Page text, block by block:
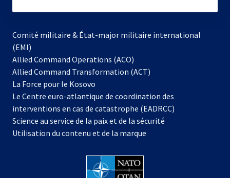
Comité militaire & État-major militaire international
(EMI)
Allied Command Operations (ACO)
dans
nouvel
onglet
Allied Command Transformation (ACT)
La Force pour le Kosovo
dans
un
nouvel
onglet
Le Centre euro-atlantique de coordination des
interventions en cas de catastrophe (EADRCC)
Science au service de la paix et de la sécurité
Utilisation du contenu et de la marque